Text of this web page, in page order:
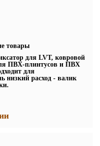
товары
для LVT, ковровой
ПВХ-плинтусов и ПВХ
для
низкий расход - валик